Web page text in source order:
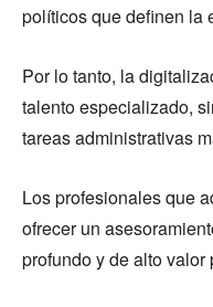
políticos que definen la
Por lo tanto, la
talento especializado,
tareas administrativas
Los profesionales que
ofrecer un
profundo y de alto